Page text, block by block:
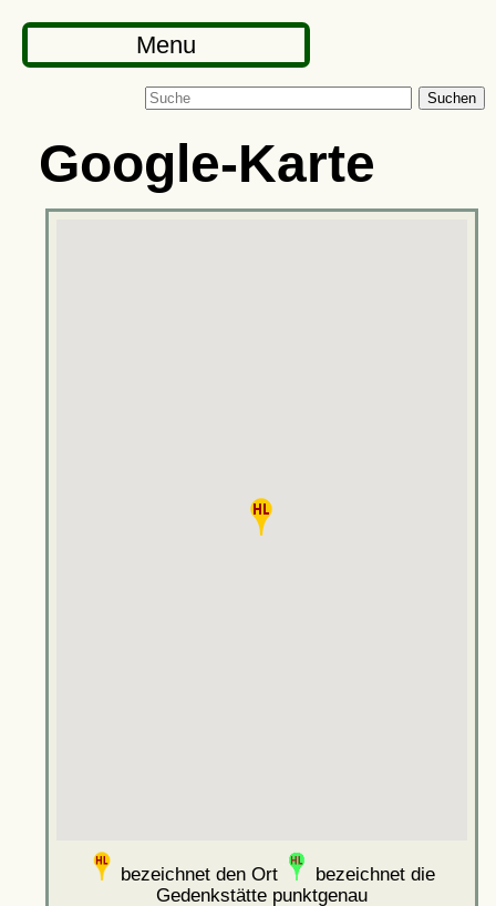
Menu
Suchen
Google-Karte
bezeichnet den Ort
bezeichnet die
Gedenkstätte punktgenau